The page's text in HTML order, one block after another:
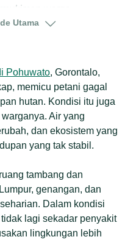
warga.
tambang. Pemerintah
Kejadian Luar Biasa
darurat bencana non-
di wilayah sekitar
ancaman
Limbah merkuri yang
dan tanah mencemari
berpotensi masuk ke
dan organisme
Utama
Pohuwato, Gorontalo,
memicu petani gagal
hutan. Kondisi itu juga
Air yang
dan ekosistem yang
yang tak stabil.
tambang dan
genangan, dan
Dalam kondisi
lagi sekadar penyakit
lingkungan lebih